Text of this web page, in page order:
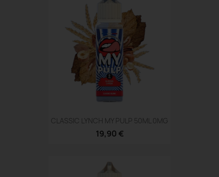
CLASSIC LYNCH MY PULP 50ML 0MG
19,90 €